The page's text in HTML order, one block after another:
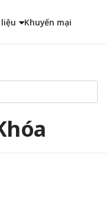
Khuyến mại